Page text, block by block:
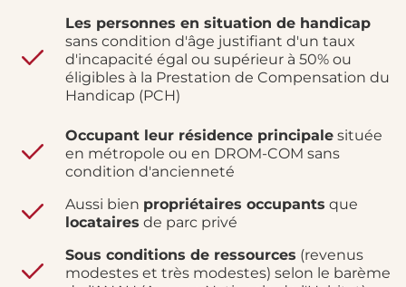
Les personnes en situation de handicap
sans condition d'âge justifiant d'un taux
d'incapacité égal ou supérieur à 50% ou
éligibles à la Prestation de Compensation du
Handicap (PCH)
Occupant leur résidence principale située
en métropole ou en DROM-COM sans
condition d'ancienneté
Aussi bien propriétaires occupants que
locataires de parc privé
Sous conditions de ressources (revenus
modestes et très modestes) selon le barème